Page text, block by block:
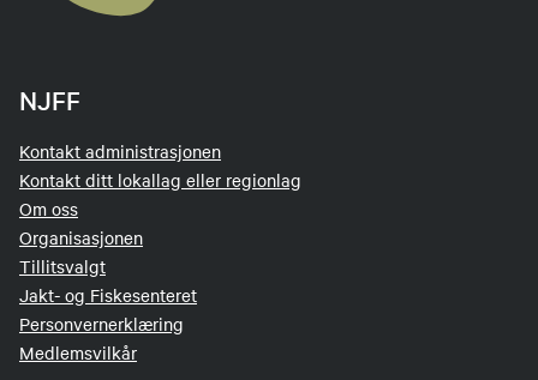
NJFF
Kontakt administrasjonen
Kontakt ditt lokallag eller regionlag
Om oss
Organisasjonen
Tillitsvalgt
Jakt- og Fiskesenteret
Personvernerklæring
Medlemsvilkår